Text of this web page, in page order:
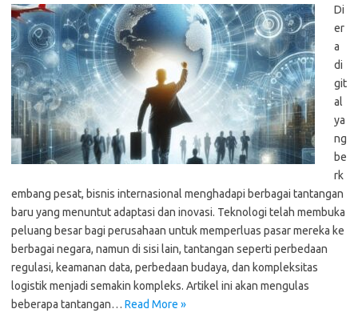
Di
er
a
di
git
al
ya
ng
be
rk
embang pesat, bisnis internasional menghadapi berbagai tantangan
baru yang menuntut adaptasi dan inovasi. Teknologi telah membuka
peluang besar bagi perusahaan untuk memperluas pasar mereka ke
berbagai negara, namun di sisi lain, tantangan seperti perbedaan
regulasi, keamanan data, perbedaan budaya, dan kompleksitas
logistik menjadi semakin kompleks. Artikel ini akan mengulas
beberapa tantangan… Read More »